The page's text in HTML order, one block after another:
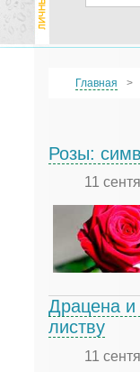
Главная
Розы:
11
Драцена и
листву
11